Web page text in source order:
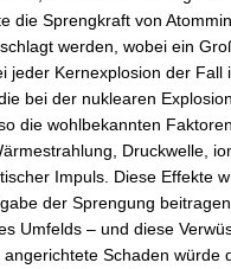
die Sprengkraft von
werden, wobei ein
jeder Kernexplosion der Fall
bei der nuklearen
die wohlbekannten
Druckwelle,
Impuls. Diese Effekte
der Sprengung
Umfelds – und diese
Schaden würde